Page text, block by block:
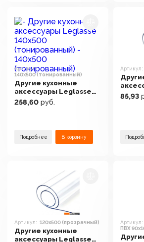
Артикул:
140x500 (тонированный)
Другие кухонные
аксессуары Leglasse
140x500
(тонированный)
258,60 руб.
Подробнее В корзину
Артикул:
85,93
Артикул: 120x500 (прозрачный)
Другие кухонные
аксессуары Leglasse
Артикул:
ПВХ